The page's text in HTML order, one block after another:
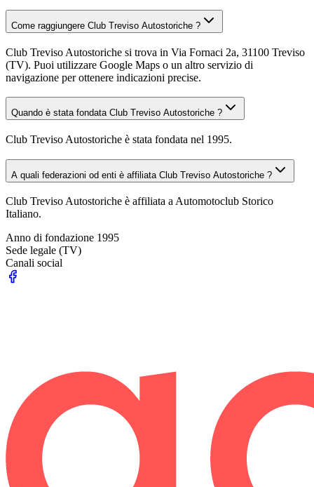
Come raggiungere Club Treviso Autostoriche ?
Club Treviso Autostoriche si trova in Via Fornaci 2a, 31100 Treviso
(TV). Puoi utilizzare Google Maps o un altro servizio di
navigazione per ottenere indicazioni precise.
Quando è stata fondata Club Treviso Autostoriche ?
Club Treviso Autostoriche è stata fondata nel 1995.
A quali federazioni od enti è affiliata Club Treviso Autostoriche ?
Club Treviso Autostoriche è affiliata a Automotoclub Storico
Italiano.
Anno di fondazione 1995
Sede legale (TV)
Canali social